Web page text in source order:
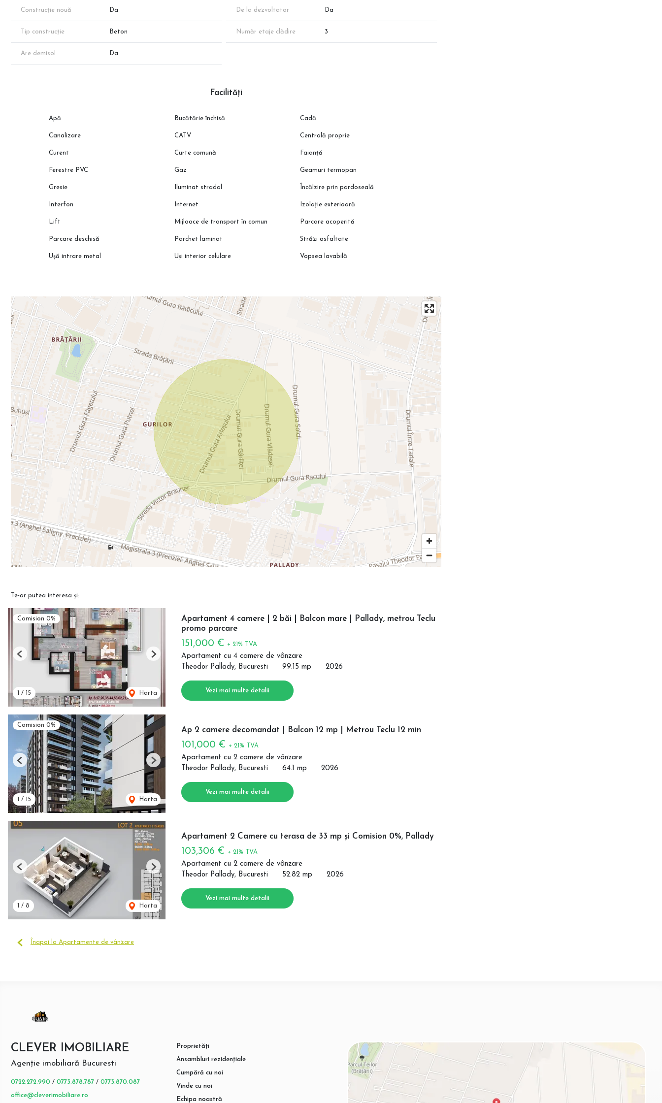
Programeaza o vizionare cu reprezentantul direct al dezvoltatorului!
Construcție nouă Da De la dezvoltator Da
Tip construcție Beton Număr etaje clădire 3
Are demisol Da
Facilități
Apă Bucătărie închisă Cadă
Canalizare CATV Centrală proprie
Curent Curte comună Faianță
Ferestre PVC Gaz Geamuri termopan
Gresie Iluminat stradal Încălzire prin pardoseală
Interfon Internet Izolație exterioară
Lift Mijloace de transport în comun Parcare acoperită
Parcare deschisă Parchet laminat Străzi asfaltate
Ușă intrare metal Uși interior celulare Vopsea lavabilă
Te-ar putea interesa și:
Comision 0%
/ 15 Harta
Previous Next
Apartament 4 camere | 2 băi | Balcon mare | Pallady, metrou Teclu
promo parcare
151,000 € + 21% TVA
Apartament cu 4 camere de vânzare
Theodor Pallady, Bucuresti
99.15 mp 2026
Vezi mai multe detalii
Comision 0%
/ 15 Harta
Previous Next
Ap 2 camere decomandat | Balcon 12 mp | Metrou Teclu 12 min
101,000 € + 21% TVA
Apartament cu 2 camere de vânzare
Theodor Pallady, Bucuresti
64.1 mp 2026
Vezi mai multe detalii
/ 8 Harta
Previous Next
Apartament 2 Camere cu terasa de 33 mp și Comision 0%, Pallady
103,306 € + 21% TVA
Apartament cu 2 camere de vânzare
Theodor Pallady, Bucuresti
52.82 mp 2026
Vezi mai multe detalii
Înapoi la Apartamente de vânzare
CLEVER IMOBILIARE
Agenție imobiliară Bucuresti
0722.272.990 / 0773.878.787 / 0773.870.087
office@cleverimobiliare.ro
Proprietăți
Ansambluri rezidențiale
Cumpără cu noi
Vinde cu noi
Echipa noastră